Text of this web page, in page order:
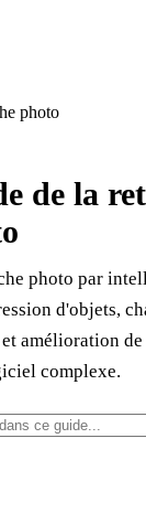
photo
de la
photo par
d'objets,
amélioration
complexe.